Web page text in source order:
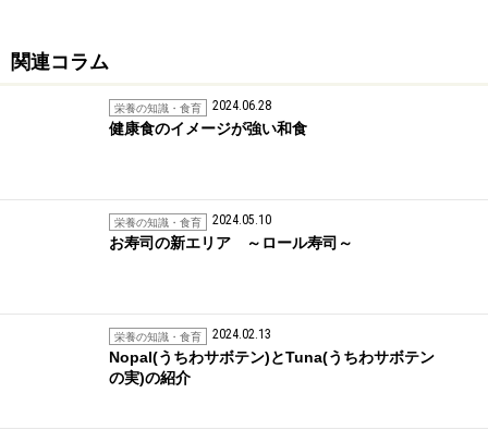
関連コラム
栄養の知識・食育 2024.06.28
健康食のイメージが強い和食
栄養の知識・食育 2024.05.10
お寿司の新エリア ～ロール寿司～
栄養の知識・食育 2024.02.13
Nopal(うちわサボテン)とTuna(うちわサボテン
の実)の紹介